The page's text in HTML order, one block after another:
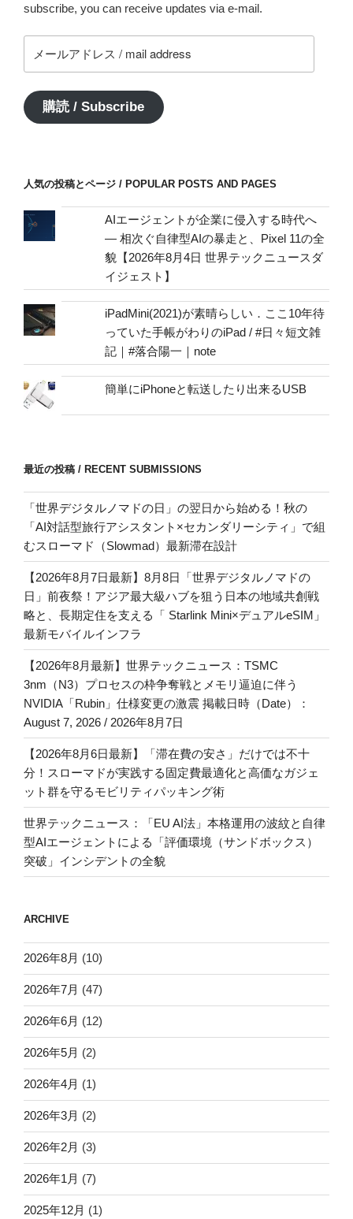
subscribe, you can receive updates via e-mail.
ー
ア
ド
address
購読 / Subscribe
人気の投稿とページ / POPULAR POSTS AND PAGES
AIエージェントが企業に侵入する時代へ
— 相次ぐ自律型AIの暴走と、Pixel 11の全
貌【2026年8月4日 世界テックニュースダ
イジェスト】
iPadMini(2021)が素晴らしい．ここ10年待
っていた手帳がわりのiPad / #日々短文雑
記｜#落合陽一｜note
簡単にiPhoneと転送したり出来るUSB
最近の投稿 / RECENT SUBMISSIONS
「世界デジタルノマドの日」の翌日から始める！秋の
「AI対話型旅行アシスタント×セカンダリーシティ」で組
むスローマド（Slowmad）最新滞在設計
【2026年8月7日最新】8月8日「世界デジタルノマドの
日」前夜祭！アジア最大級ハブを狙う日本の地域共創戦
略と、長期定住を支える「 Starlink Mini×デュアルeSIM」
最新モバイルインフラ
【2026年8月最新】世界テックニュース：TSMC
3nm（N3）プロセスの枠争奪戦とメモリ逼迫に伴う
NVIDIA「Rubin」仕様変更の激震 掲載日時（Date）：
August 7, 2026 / 2026年8月7日
【2026年8月6日最新】「滞在費の安さ」だけでは不十
分！スローマドが実践する固定費最適化と高価なガジェ
ット群を守るモビリティパッキング術
世界テックニュース：「EU AI法」本格運用の波紋と自律
型AIエージェントによる「評価環境（サンドボックス）
突破」インシデントの全貌
ARCHIVE
2026年8月 (10)
2026年7月 (47)
2026年6月 (12)
2026年5月 (2)
2026年4月 (1)
2026年3月 (2)
2026年2月 (3)
2026年1月 (7)
2025年12月 (1)